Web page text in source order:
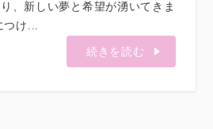
、新しい夢と希望が湧いてきま
つけ...
続きを読む